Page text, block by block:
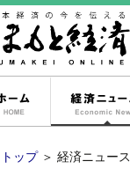
トップ ＞ 経済ニュース